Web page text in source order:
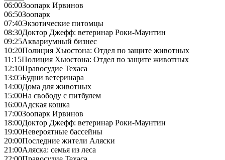
06:00Зоопарк Ирвинов
06:50Зоопарк
07:40Экзотические питомцы
08:30Доктор Джефф: ветеринар Роки-Маунтин
09:25Аквариумный бизнес
10:20Полиция Хьюстона: Отдел по защите животных
11:15Полиция Хьюстона: Отдел по защите животных
12:10Правосудие Техаса
13:05Будни ветеринара
14:00Дома для животных
15:00На свободу с питбулем
16:00Адская кошка
17:00Зоопарк Ирвинов
18:00Доктор Джефф: ветеринар Роки-Маунтин
19:00Невероятные бассейны
20:00Последние жители Аляски
21:00Аляска: семья из леса